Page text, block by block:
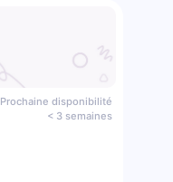
Prochaine disponibilité
< 3 semaines